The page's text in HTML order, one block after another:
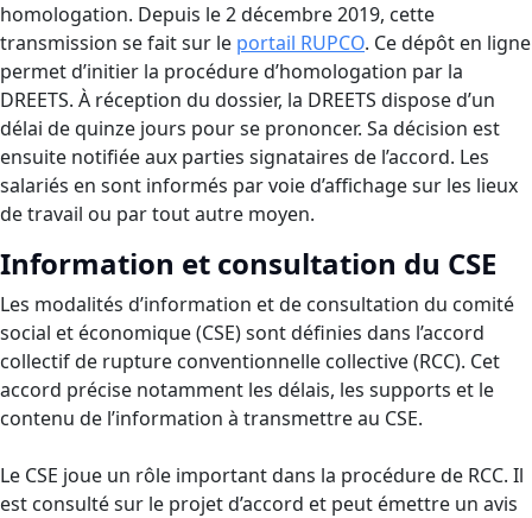
homologation. Depuis le 2 décembre 2019, cette
transmission se fait sur le portail RUPCO. Ce dépôt en ligne
permet d’initier la procédure d’homologation par la
DREETS. À réception du dossier, la DREETS dispose d’un
délai de quinze jours pour se prononcer. Sa décision est
ensuite notifiée aux parties signataires de l’accord. Les
salariés en sont informés par voie d’affichage sur les lieux
de travail ou par tout autre moyen.
Information et consultation du CSE
Les modalités d’information et de consultation du comité
social et économique (CSE) sont définies dans l’accord
collectif de rupture conventionnelle collective (RCC). Cet
accord précise notamment les délais, les supports et le
contenu de l’information à transmettre au CSE.
Le CSE joue un rôle important dans la procédure de RCC. Il
est consulté sur le projet d’accord et peut émettre un avis